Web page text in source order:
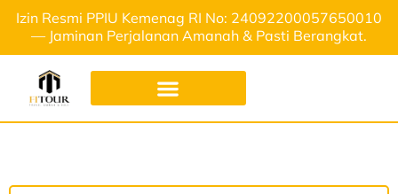
Izin Resmi PPIU Kemenag RI No: 24092200057650010
— Jaminan Perjalanan Amanah & Pasti Berangkat.